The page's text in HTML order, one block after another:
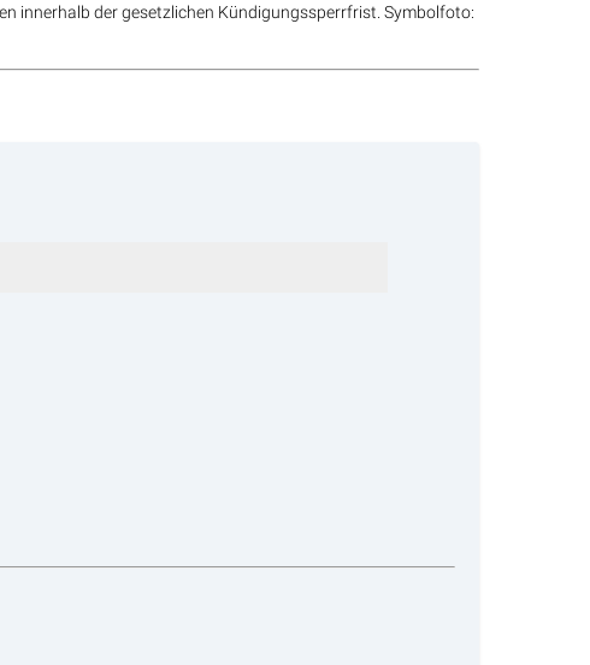
innerhalb der gesetzlichen Kündigungssperrfrist. Symbolfoto: